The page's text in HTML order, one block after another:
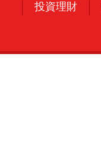
投資理財